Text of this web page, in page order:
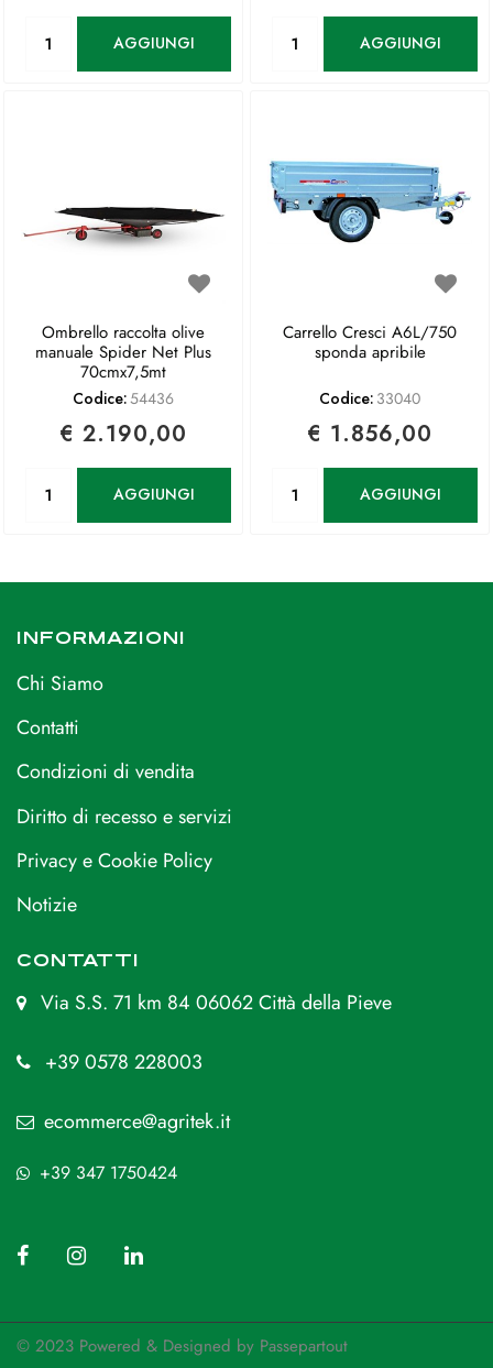
AGGIUNGI AGGIUNGI
Ombrello raccolta olive
manuale Spider Net Plus
70cmx7,5mt
Codice:54436
€ 2.190,00
AGGIUNGI
Carrello Cresci A6L/750
sponda apribile
Codice: 33040
€ 1.856,00
AGGIUNGI
INFORMAZIONI
Chi Siamo
Contatti
Condizioni di vendita
Diritto di recesso e servizi
Privacy e Cookie Policy
Notizie
CONTATTI
Via S.S. 71 km 84 06062 Città della Pieve
+39 0578 228003
ecommerce@agritek.it
+39 347 1750424
© 2023 Powered & Designed by Passepartout